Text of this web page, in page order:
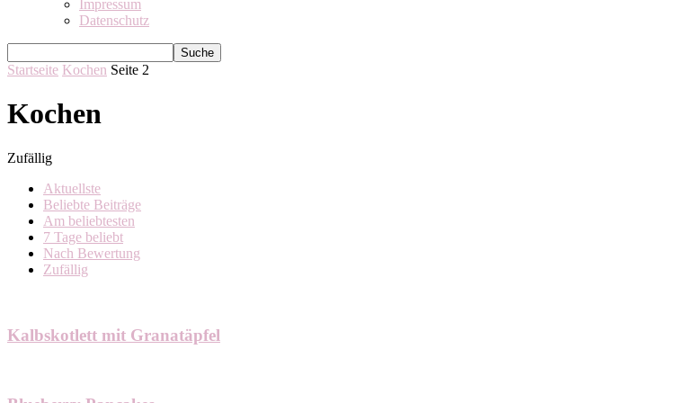
Impressum
Datenschutz
Startseite Kochen Seite 2
Kochen
Zufällig
Aktuellste
Beliebte Beiträge
Am beliebtesten
7 Tage beliebt
Nach Bewertung
Zufällig
Kalbskotlett mit Granatäpfel